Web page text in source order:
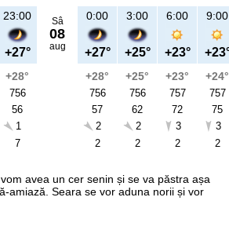
23:00
+27°
+28°
756
56
1
7
Sâ
08
aug
0:00
+27°
+28°
756
57
2
2
3:00
+25°
+25°
756
62
2
2
6:00
+23°
+23°
757
72
3
2
9:00
+24°
757
75
3
2
avea un cer senin și se va păstra așa
amiază. Seara se vor aduna norii și vor